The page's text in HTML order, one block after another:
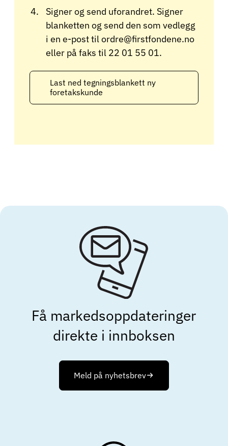
Signer og send uforandret. Signer
blanketten og send den som vedlegg
i en e-post til ordre@firstfondene.no
eller på faks til 22 01 55 01.
Last ned tegningsblankett ny
foretakskunde
Få markeds­oppdateringer
direkte i innboksen
Meld på nyhetsbrev